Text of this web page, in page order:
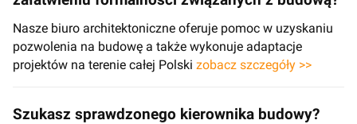
Nasze biuro architektoniczne oferuje pomoc w uzyskaniu
pozwolenia na budowę a także wykonuje adaptacje
projektów na terenie całej Polski zobacz szczegóły >>
Szukasz sprawdzonego kierownika budowy?